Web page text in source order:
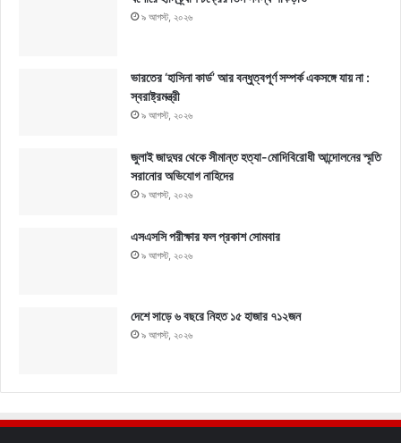
৯ আগস্ট, ২০২৬
ভারতের ‘হাসিনা কার্ড’ আর বন্ধুত্বপূর্ণ সম্পর্ক একসঙ্গে যায় না :
স্বরাষ্ট্রমন্ত্রী
৯ আগস্ট, ২০২৬
জুলাই জাদুঘর থেকে সীমান্ত হত্যা-মোদিবিরোধী আন্দোলনের স্মৃতি
সরানোর অভিযোগ নাহিদের
৯ আগস্ট, ২০২৬
এসএসসি পরীক্ষার ফল প্রকাশ সোমবার
৯ আগস্ট, ২০২৬
দেশে সাড়ে ৬ বছরে নিহত ১৫ হাজার ৭১২জন
৯ আগস্ট, ২০২৬